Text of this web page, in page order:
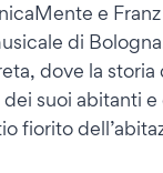
e
di
dove la
suoi abitanti
fiorito